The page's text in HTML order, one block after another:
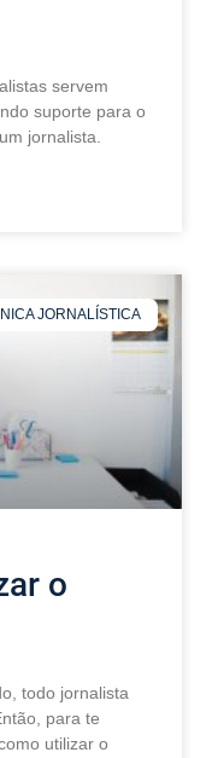
servem
suporte para o
jornalista.
JORNALÍSTICA
o
todo jornalista
para te
utilizar o